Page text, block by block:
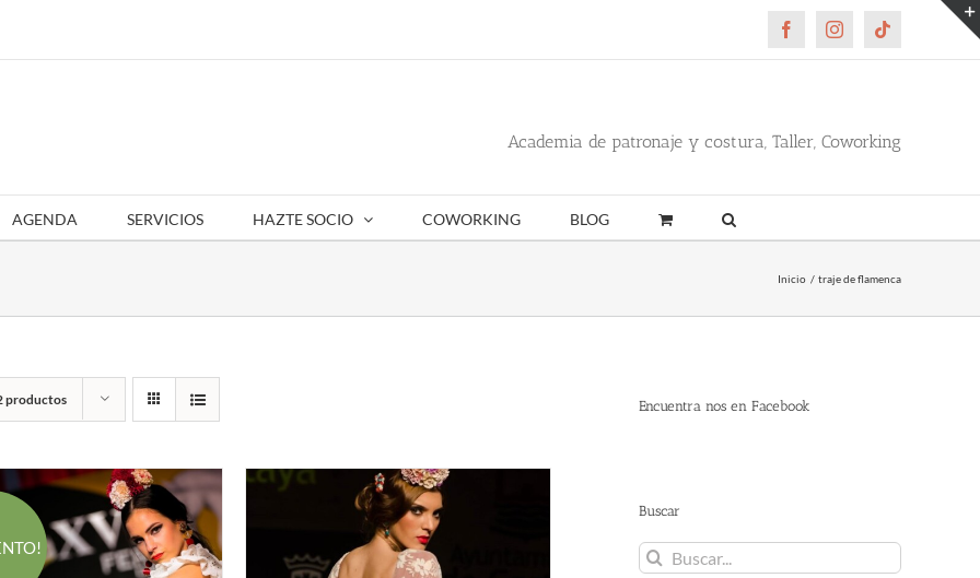
FacebookInstagramTiktok
Academia de patronaje y costura, Taller, Coworking
AGENDA SERVICIOS HAZTE SOCIO COWORKING BLOG
Inicio traje de flamenca
productos Encuentra nos en Facebook
Buscar
Buscar: